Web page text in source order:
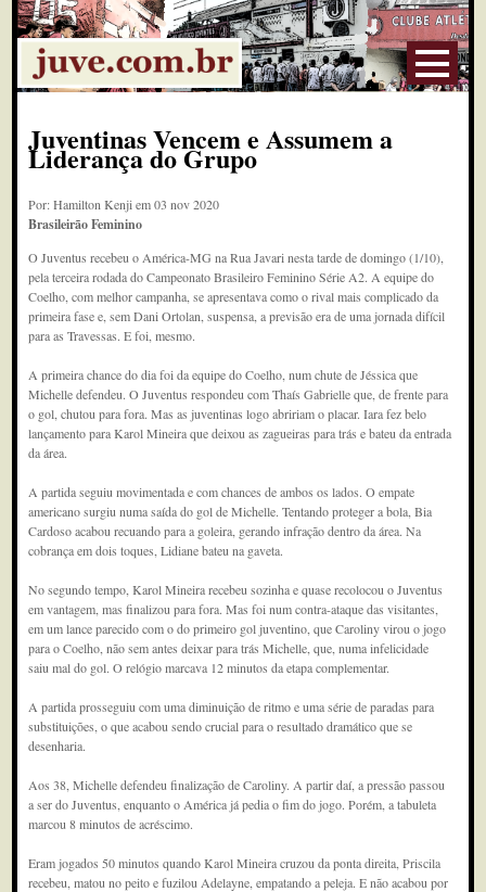
Juventinas Vencem e Assumem a
Liderança do Grupo
Por: Hamilton Kenji em 03 nov 2020
Brasileirão Feminino
O Juventus recebeu o América-MG na Rua Javari nesta tarde de domingo (1/10),
pela terceira rodada do Campeonato Brasileiro Feminino Série A2. A equipe do
Coelho, com melhor campanha, se apresentava como o rival mais complicado da
primeira fase e, sem Dani Ortolan, suspensa, a previsão era de uma jornada difícil
para as Travessas. E foi, mesmo.
A primeira chance do dia foi da equipe do Coelho, num chute de Jéssica que
Michelle defendeu. O Juventus respondeu com Thaís Gabrielle que, de frente para
o gol, chutou para fora. Mas as juventinas logo abririam o placar. Iara fez belo
lançamento para Karol Mineira que deixou as zagueiras para trás e bateu da entrada
da área.
A partida seguiu movimentada e com chances de ambos os lados. O empate
americano surgiu numa saída do gol de Michelle. Tentando proteger a bola, Bia
Cardoso acabou recuando para a goleira, gerando infração dentro da área. Na
cobrança em dois toques, Lidiane bateu na gaveta.
No segundo tempo, Karol Mineira recebeu sozinha e quase recolocou o Juventus
em vantagem, mas finalizou para fora. Mas foi num contra-ataque das visitantes,
em um lance parecido com o do primeiro gol juventino, que Caroliny virou o jogo
para o Coelho, não sem antes deixar para trás Michelle, que, numa infelicidade
saiu mal do gol. O relógio marcava 12 minutos da etapa complementar.
A partida prosseguiu com uma diminuição de ritmo e uma série de paradas para
substituições, o que acabou sendo crucial para o resultado dramático que se
desenharia.
Aos 38, Michelle defendeu finalização de Caroliny. A partir daí, a pressão passou
a ser do Juventus, enquanto o América já pedia o fim do jogo. Porém, a tabuleta
marcou 8 minutos de acréscimo.
Eram jogados 50 minutos quando Karol Mineira cruzou da ponta direita, Priscila
recebeu, matou no peito e fuzilou Adelayne, empatando a peleja. E não acabou por